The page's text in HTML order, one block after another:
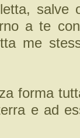
salve
a te
me
forma
e ad